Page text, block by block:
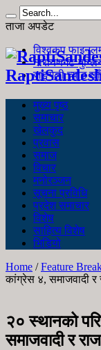
ताजा अपडेट
विश्वकप
नारायणगढ-
जङ्गली च्याउ
मुख्य पृष्ठ
समाचार
खेलकुद
प्रवास
समाज
विचार
मनोरञ्जन
सूचना प्रविधि
प्रदेश समाचार
विशेष
साहित्य विशेष
भिडियो
Home /Feature
कांग्रेस ४, समाजवादी
२० स्थानको
समाजवादी र